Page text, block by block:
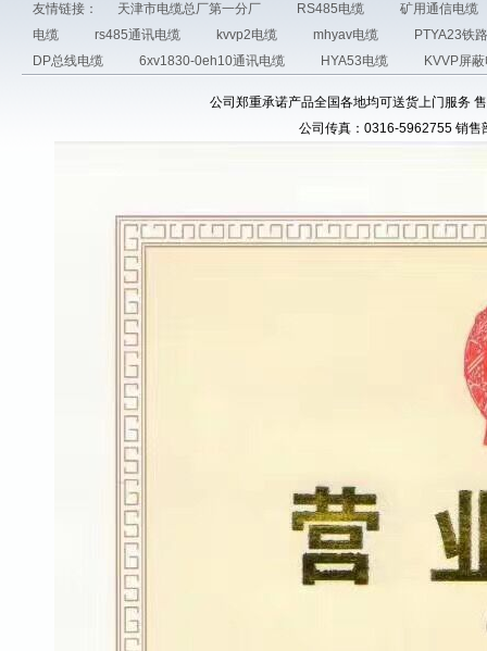
友情链接： 天津市电缆总厂第一分厂 RS485电缆
矿用通信电缆
电缆
rs485通讯电缆 kvvp2电缆 mhyav电缆
PTYA23铁
DP总线电缆
6xv1830-0eh10通讯电缆 HYA53电缆 KVVP屏
公司郑重承诺产品全国各地均可送货上门服务
公司传真：0316-5962755 销